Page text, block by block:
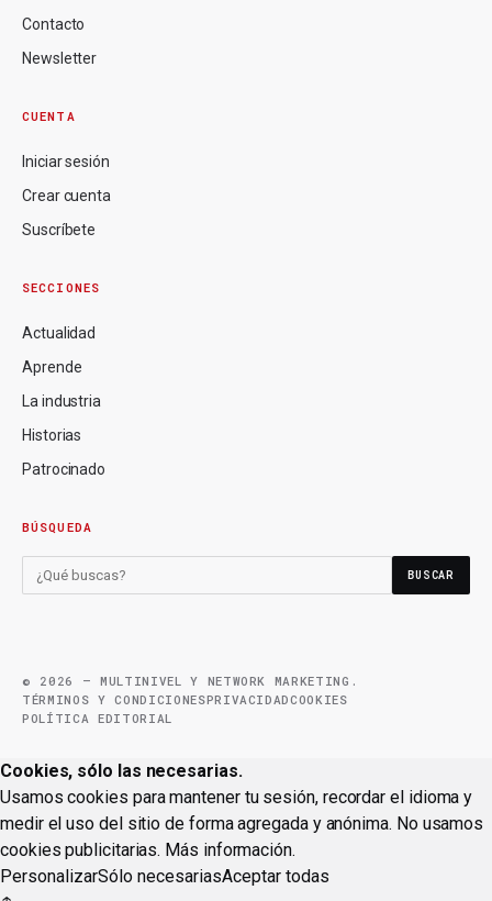
Contacto
Newsletter
CUENTA
Iniciar sesión
Crear cuenta
Suscríbete
SECCIONES
Actualidad
Aprende
La industria
Historias
Patrocinado
BÚSQUEDA
BUSCAR
© 2026 — MULTINIVEL Y NETWORK MARKETING.
TÉRMINOS Y CONDICIONESPRIVACIDADCOOKIES
POLÍTICA EDITORIAL
Cookies, sólo las necesarias.
Usamos cookies para mantener tu sesión, recordar el idioma y
medir el uso del sitio de forma agregada y anónima. No usamos
cookies publicitarias. Más información.
PersonalizarSólo necesariasAceptar todas